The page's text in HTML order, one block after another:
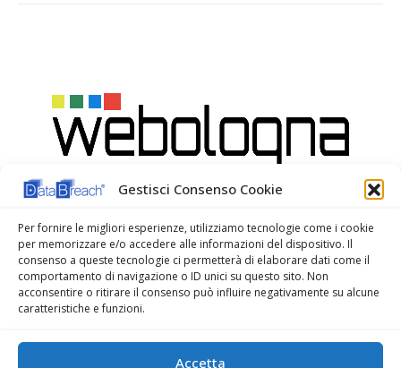
Gestisci Consenso Cookie
Per fornire le migliori esperienze, utilizziamo tecnologie come i cookie
per memorizzare e/o accedere alle informazioni del dispositivo. Il
consenso a queste tecnologie ci permetterà di elaborare dati come il
comportamento di navigazione o ID unici su questo sito. Non
acconsentire o ritirare il consenso può influire negativamente su alcune
caratteristiche e funzioni.
Accetta